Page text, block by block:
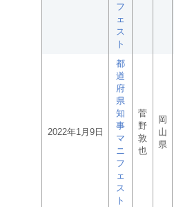
フ
ェ
ス
ト
2022年1月9日
都
道
府
県
知
事
マ
ニ
フ
ェ
ス
ト
菅
野
敦
也
岡
山
県